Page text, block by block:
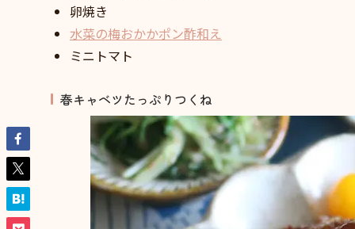
卵焼き
水菜の梅おかかポン酢和え
ミニトマト
春キャベツたっぷりつくね